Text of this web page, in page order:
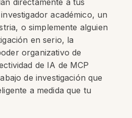
directamente a tus
académico, un
o simplemente alguien
en serio, la
organizativo de
de IA de MCP
de investigación que
a medida que tu